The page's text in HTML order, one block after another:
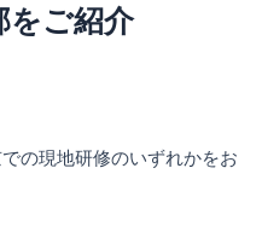
をご紹介
の現地研修のいずれかをお